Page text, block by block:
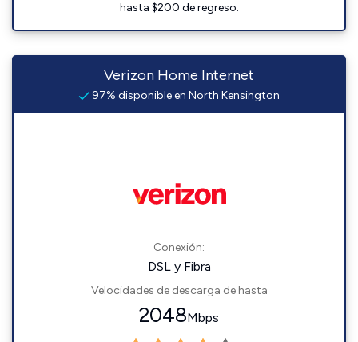
hasta $200 de regreso.
Verizon Home Internet
97% disponible en North Kensington
Conexión:
DSL y Fibra
Velocidades de descarga de hasta
2048Mbps